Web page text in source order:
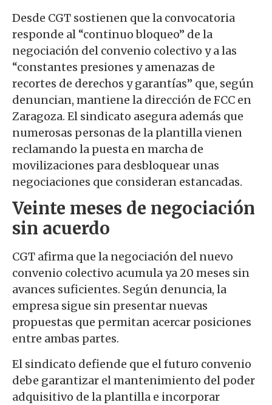
Desde CGT sostienen que la convocatoria
responde al “continuo bloqueo” de la
negociación del convenio colectivo y a las
“constantes presiones y amenazas de
recortes de derechos y garantías” que, según
denuncian, mantiene la dirección de FCC en
Zaragoza. El sindicato asegura además que
numerosas personas de la plantilla vienen
reclamando la puesta en marcha de
movilizaciones para desbloquear unas
negociaciones que consideran estancadas.
Veinte meses de negociación
sin acuerdo
CGT afirma que la negociación del nuevo
convenio colectivo acumula ya 20 meses sin
avances suficientes. Según denuncia, la
empresa sigue sin presentar nuevas
propuestas que permitan acercar posiciones
entre ambas partes.
El sindicato defiende que el futuro convenio
debe garantizar el mantenimiento del poder
adquisitivo de la plantilla e incorporar